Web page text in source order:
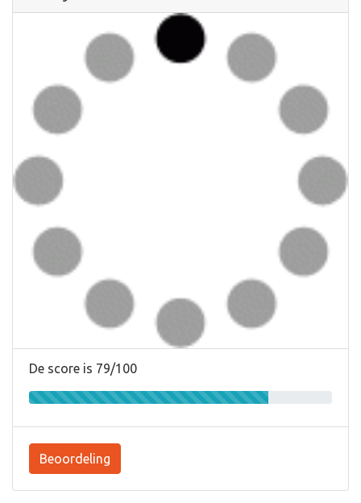
De score is 79/100
Beoordeling